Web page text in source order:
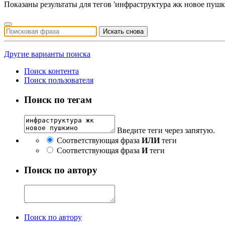
Показаны результаты для тегов 'инфраструктура жк новое
Искать снова
Другие варианты поиска
Поиск контента
Поиск пользователя
Поиск по тегам
Введите теги через запятую.
Соответствующая фраза ИЛИтеги
Соответствующая фраза Итеги
Поиск по автору
Поиск по автору